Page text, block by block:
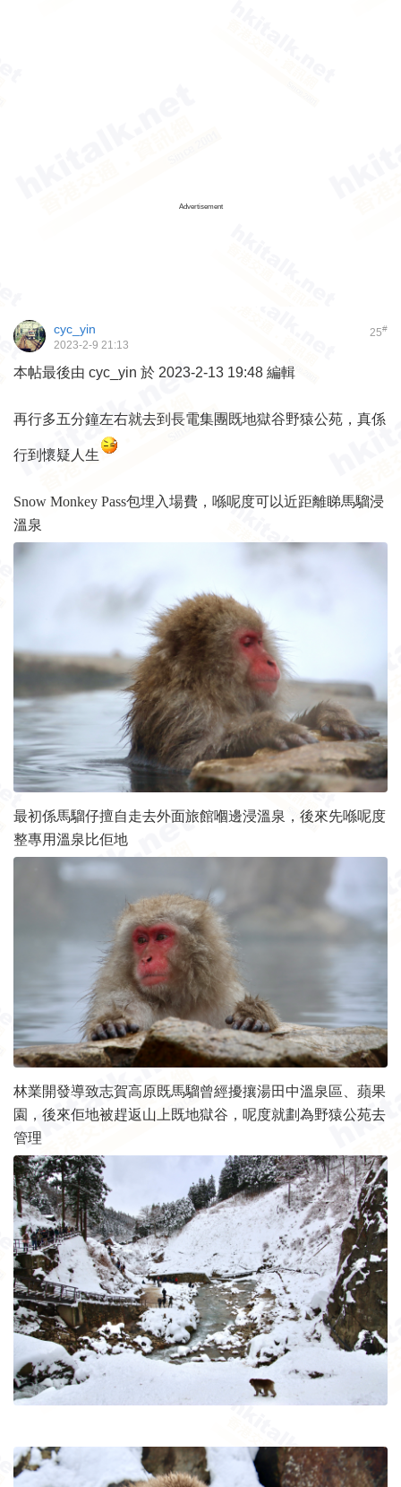
Advertisement
25#
cyc_yin
2023-2-9 21:13
本帖最後由 cyc_yin 於 2023-2-13 19:48 編輯
再行多五分鐘左右就去到長電集團既地獄谷野猿公苑，真係
行到懷疑人生
Snow Monkey Pass包埋入場費，喺呢度可以近距離睇馬騮浸
溫泉
最初係馬騮仔擅自走去外面旅館嗰邊浸溫泉，後來先喺呢度
整專用溫泉比佢地
林業開發導致志賀高原既馬騮曾經擾攘湯田中溫泉區、蘋果
園，後來佢地被趕返山上既地獄谷，呢度就劃為野猿公苑去
管理